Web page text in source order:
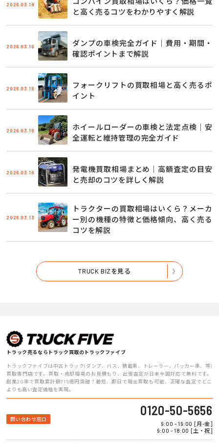
2026.03.19
と高く売るコツをわかりやすく解説
2026.03.16
ダンプの車検完全ガイド｜費用・期間・
確認ポイントまで解説
2026.03.16
フォークリフトの買取相場と高く売るポ
イント
2026.03.16
ホイールローダーの車検と法定点検｜安
全運転と維持管理の完全ガイド
2026.03.16
発電機買取相場まとめ｜高額査定の目安
と売却のコツを詳しく解説
2026.03.13
トラクターの買取相場はいくら？メーカ
ー別の機種の特徴と価格傾向、高く売る
コツを解説
TRUCK BIZを見る
トラック売るならトラック買取のトラックファイブ
トラックファイブは中古トラック(ダンプ、バス、積載車、トレーラー、パッカー車、等)
買取専門店です。買取・売却相場のお見積もり、出張査定が日本全国対応で無料です。
創業20年で買取累計額715億円突破！最短、即日で現金買取も可能、正確な査定でどこ
よりも高い査定価格を実現。
問い合わせ窓口
0120-50-5656
9:00 - 19:00 [月-金]
9:00 - 18:00 [土・祝]